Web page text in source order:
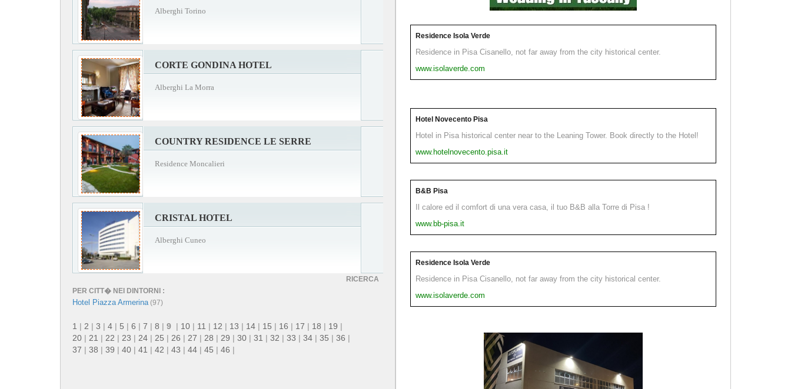
Alberghi Torino
CORTE GONDINA HOTEL
Alberghi La Morra
COUNTRY RESIDENCE LE SERRE
Residence Moncalieri
CRISTAL HOTEL
Alberghi Cuneo
RICERCA
PER CITT� NEI DINTORNI :
Hotel Piazza Armerina(97)
1 | 2 | 3 | 4 | 5 | 6 | 7 | 8 | 9 | 10 | 11 | 12 | 13 | 14 | 15 | 16 | 17 | 18 | 19 |
20 | 21 | 22 | 23 | 24 | 25 | 26 | 27 | 28 | 29 | 30 | 31 | 32 | 33 | 34 | 35 | 36 |
37 | 38 | 39 | 40 | 41 | 42 | 43 | 44 | 45 | 46 |
Residence Isola Verde
Residence in Pisa Cisanello, not far away from the city historical center.
www.isolaverde.com
Hotel Novecento Pisa
Hotel in Pisa historical center near to the Leaning Tower. Book directly to the Hotel!
www.hotelnovecento.pisa.it
B&B Pisa
Il calore ed il comfort di una vera casa, il tuo B&B alla Torre di Pisa !
www.bb-pisa.it
Residence Isola Verde
Residence in Pisa Cisanello, not far away from the city historical center.
www.isolaverde.com